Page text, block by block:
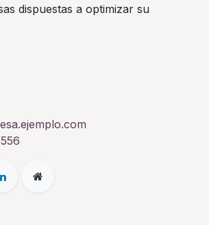
dispuestas a optimizar su